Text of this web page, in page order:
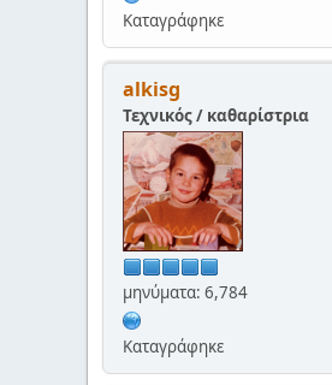
Καταγράφηκε
alkisg
Τεχνικός / καθαρίστρια
μηνύματα: 6,784
Καταγράφηκε